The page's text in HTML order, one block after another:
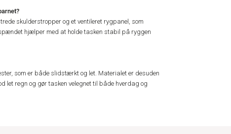
skulderstropper og et ventileret rygpanel, som
hjælper med at holde tasken stabil på ryggen
som er både slidstærkt og let. Materialet er desuden
let regn og gør tasken velegnet til både hverdag og